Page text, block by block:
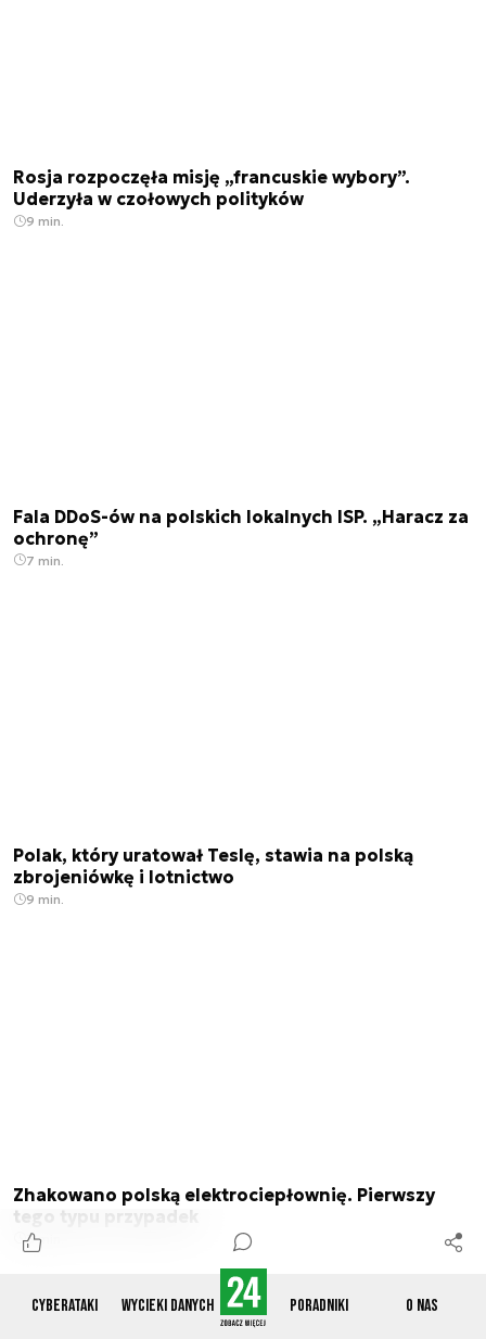
Cyberataki Wycieki danych Poradniki O nas
Rosja rozpoczęła misję „francuskie wybory”.
Uderzyła w czołowych polityków
9 min.
Fala DDoS-ów na polskich lokalnych ISP. „Haracz za
ochronę”
7 min.
Polak, który uratował Teslę, stawia na polską
zbrojeniówkę i lotnictwo
9 min.
Zhakowano polską elektrociepłownię. Pierwszy
tego typu przypadek
3 min.